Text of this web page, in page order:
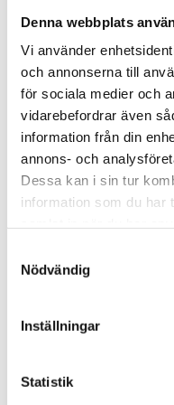
Denna webbplats
Vi använder
och annonserna till
för sociala medier och
vidarebefordrar även
information från din
annons- och
Dessa kan i sin tur
information som du har
Nödvändig
Inställningar
Statistik
TypeError:
function at
https://
(<anonymous>) at K
(https://
(https://
(https://
(https://
https://
(https://
(https://